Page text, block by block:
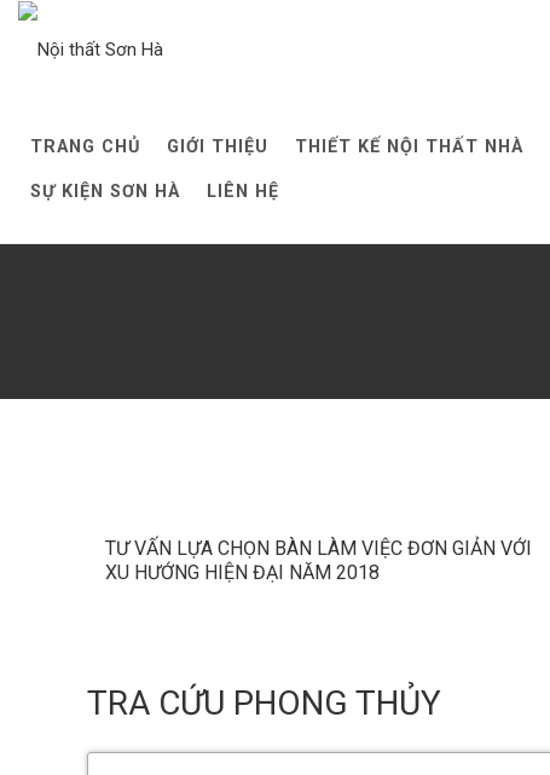
Skip
TRANG CHỦ GIỚI THIỆU THIẾT KẾ NỘI THẤT NHÀ
SỰ KIỆN SƠN HÀ LIÊN HỆ
TƯ VẤN LỰA CHỌN BÀN LÀM VIỆC ĐƠN GIẢN VỚI
XU HƯỚNG HIỆN ĐẠI NĂM 2018
TRA CỨU PHONG THỦY